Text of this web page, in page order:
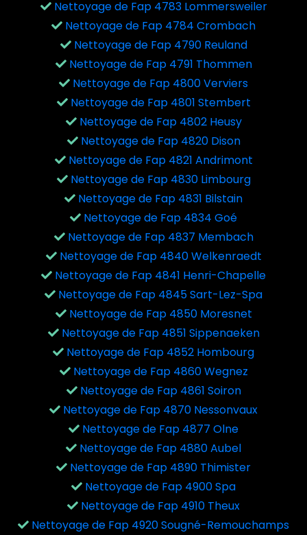
Nettoyage de Fap 4783 Lommersweiler
Nettoyage de Fap 4784 Crombach
Nettoyage de Fap 4790 Reuland
Nettoyage de Fap 4791 Thommen
Nettoyage de Fap 4800 Verviers
Nettoyage de Fap 4801 Stembert
Nettoyage de Fap 4802 Heusy
Nettoyage de Fap 4820 Dison
Nettoyage de Fap 4821 Andrimont
Nettoyage de Fap 4830 Limbourg
Nettoyage de Fap 4831 Bilstain
Nettoyage de Fap 4834 Goé
Nettoyage de Fap 4837 Membach
Nettoyage de Fap 4840 Welkenraedt
Nettoyage de Fap 4841 Henri-Chapelle
Nettoyage de Fap 4845 Sart-Lez-Spa
Nettoyage de Fap 4850 Moresnet
Nettoyage de Fap 4851 Sippenaeken
Nettoyage de Fap 4852 Hombourg
Nettoyage de Fap 4860 Wegnez
Nettoyage de Fap 4861 Soiron
Nettoyage de Fap 4870 Nessonvaux
Nettoyage de Fap 4877 Olne
Nettoyage de Fap 4880 Aubel
Nettoyage de Fap 4890 Thimister
Nettoyage de Fap 4900 Spa
Nettoyage de Fap 4910 Theux
Nettoyage de Fap 4920 Sougné-Remouchamps